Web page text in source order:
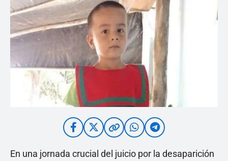
En una jornada crucial del juicio por la desaparición